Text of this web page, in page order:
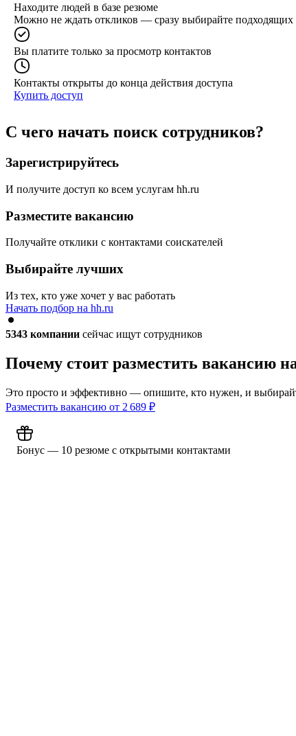
Находите людей в базе резюме
Можно не ждать откликов — сразу выбирайте подходящих
Вы платите только за просмотр контактов
Контакты открыты до конца действия доступа
Купить доступ
С чего начать поиск сотрудников?
Зарегистрируйтесь
И получите доступ ко всем услугам hh.ru
Разместите вакансию
Получайте отклики с контактами соискателей
Выбирайте лучших
Из тех, кто уже хочет у вас работать
Начать подбор на hh.ru
5343 компании сейчас ищут сотрудников
Почему стоит разместить вакансию
Это просто и эффективно — опишите, кто нужен, и
Разместить вакансию от 2 689 ₽
Бонус — 10 резюме с открытыми контактами